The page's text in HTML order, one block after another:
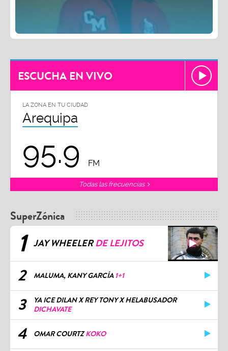
ESCUCHA EN VIVO
LA ZONA EN TU CIUDAD
Arequipa
95.9 FM
Todas las frecuencias
SuperZónica
1 JAY WHEELERDE LEJITOS
2 MALUMA, KANY GARCÍA 1+1
3
YA ICE DILAN X REY TONY X HELABUSADOR
DICHAVATE
4 OMAR COURTZKOKO